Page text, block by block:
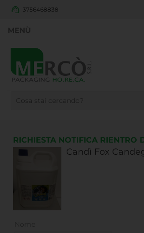
3756468838
RICHIESTA NOTIFICA RIENTRO
Candì Fox